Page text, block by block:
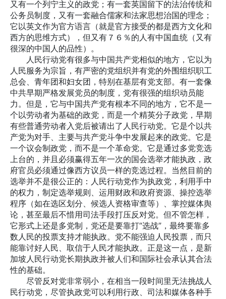
又有一个列宁主义的政党；有一套英国留下的法治传统和
公务员制度，又有一套融合儒家和法家思想治国的理念；
它以英文作为官方语言（就是官方接受的都是西方文化和
西方的思维方式），但又有７６％的人有中国血统（又有
很深的中国人的品性）。
人民行动党有很多与中国共产党相似的地方，它以为
人民服务为宗旨，有严密的党组织并有党的外围组织职工
总会、青年团和妇女团，特别在基层有党支部。有一套像
中共早期严格发展党员的制度，党有很强的组织动员能
力。但是，它与中国共产党有根本不同的地方，它不是一
个以劳动者为基础的政党，而是一个精英分子政党，早期
有些普通劳动者入党后被请出了人民行动党。它是个以共
产党为对手、主要与共产党斗争中发展起来的政党。它是
一个议会制政党，而不是一个革命党。它是通过多党竞选
上台的，并且必须赢得五年一次的国会选举才能执政，政
府官员必须通过像西方议员一样的竞选过程。当然目前的
选举并不是很公正的：人民行动党作为执政党，利用手中
的权力，制定选举规则、运用财政和政府资源、操控选举
程序（如在选区划分、候选人资格审查等）、掌控媒体舆
论，甚至最后不惜用司法手段打压反对党。但不管怎样，
它形式上还是多党制，党还是要靠打“选战”，最终要靠多
数人民的投票支持才能执政。党不能强迫人民投票，而只
能靠讨好人民、取信于人民才能执政。正是这一点，是新
加坡人民行动党长期执政并被人们和国际社会承认其合法
性的基础。
尽管反对党非常弱小，在相当一段时间里无法挑战人
民行动党，尽管执政党可以利用行政、司法和媒体各种手